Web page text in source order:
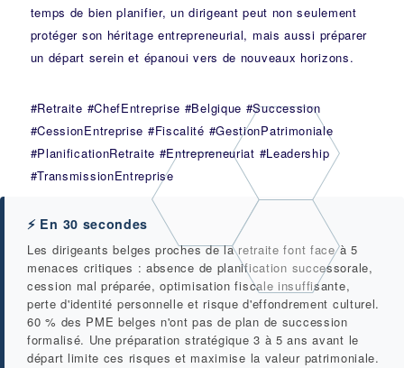
temps de bien planifier, un dirigeant peut non seulement
protéger son héritage entrepreneurial, mais aussi préparer
un départ serein et épanoui vers de nouveaux horizons.
#Retraite #ChefEntreprise #Belgique #Succession
#CessionEntreprise #Fiscalité #GestionPatrimoniale
#PlanificationRetraite #Entrepreneuriat #Leadership
#TransmissionEntreprise
⚡ En 30 secondes
Les dirigeants belges proches de la retraite font face à 5
menaces critiques : absence de planification successorale,
cession mal préparée, optimisation fiscale insuffisante,
perte d'identité personnelle et risque d'effondrement culturel.
60 % des PME belges n'ont pas de plan de succession
formalisé. Une préparation stratégique 3 à 5 ans avant le
départ limite ces risques et maximise la valeur patrimoniale.